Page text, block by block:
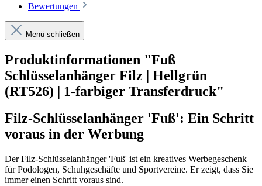
Bewertungen
Menü schließen
Produktinformationen "Fuß
Schlüsselanhänger Filz | Hellgrün
(RT526) | 1-farbiger Transferdruck"
Filz-Schlüsselanhänger 'Fuß': Ein Schritt
voraus in der Werbung
Der Filz-Schlüsselanhänger 'Fuß' ist ein kreatives Werbegeschenk
für Podologen, Schuhgeschäfte und Sportvereine. Er zeigt, dass Sie
immer einen Schritt voraus sind.